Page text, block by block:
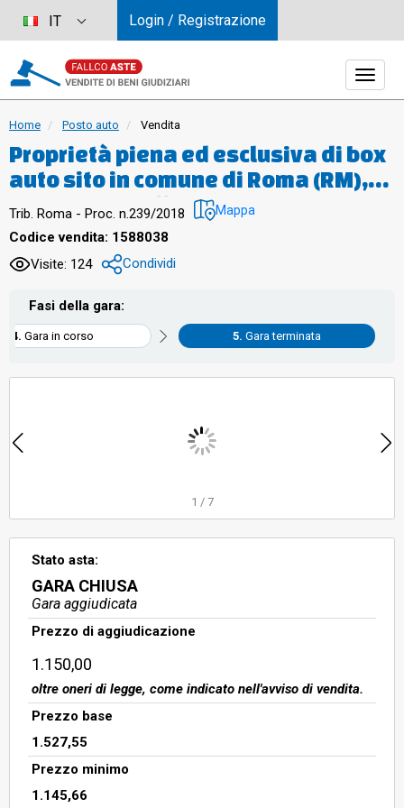
Home Posto auto Vendita
Proprietà piena ed esclusiva di box
auto sito in comune di Roma (RM),
quartiere "Collatino", municipio IV,
via di Grotta di Gregna 23, piano S3,
interno 12, posto all'interno di un
edificio interrato con destinazione
d'uso autorimessa, avente una
superficie lorda di 14,95 mq. e
un’altezza di circa 2,45 m.,
confinante con spazio di manovra
box auto interno 13 sub 16, salvo
altri, censito al catasto fabbricati
particella 1285, su
Trib. Roma - Proc. n.239/2018 Mappa
Codice vendita: 1588038
Visite: 124
Condividi
Fasi della gara:
Gara in corso Gara terminata
1 / 7
Stato asta:
GARA CHIUSA
Gara aggiudicata
Prezzo di aggiudicazione
1.150,00
oltre oneri di legge, come indicato nell'avviso di vendita.
Prezzo base
1.527,55
Prezzo minimo
1.145,66
IT Login / Registrazione